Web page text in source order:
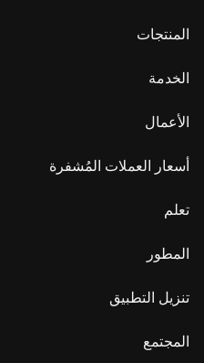
المنتجات
الخدمة
الأعمال
أسعار العملات المُشفرة
تعلم
المطور
تنزيل التطبيق
المجتمع